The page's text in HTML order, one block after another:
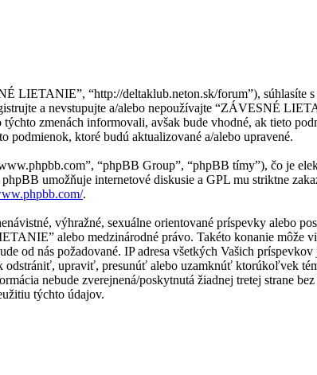
LIETANIE”, “http://deltaklub.neton.sk/forum”), súhlasíte
a nevstupujte a/alebo nepoužívajte “ZÁVESNÉ
zmenách informovali, avšak bude vhodné, ak tieto
ktoré budú aktualizované a/alebo upravené.
“phpBB Group”, “phpBB tímy”), čo je
umožňuje internetové diskusie a GPL mu striktne
.
výhražné, sexuálne orientované príspevky alebo
alebo medzinárodné právo. Takéto konanie môže
od nás požadované. IP adresa všetkých Vašich
upraviť, presunúť alebo uzamknúť ktorúkoľvek
nebude zverejnená/poskytnutá žiadnej tretej strane
týchto údajov.